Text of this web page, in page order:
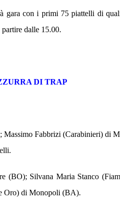
gara con i primi 75 piattelli di
dalle 15.00.
DI TRAP
Fabbrizi (Carabinieri) di
(BO); Silvana Maria Stanco
Oro) di Monopoli (BA).